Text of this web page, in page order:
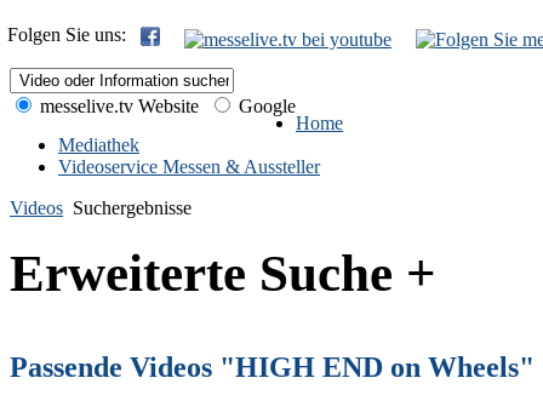
Folgen Sie uns:
messelive.tv Website
Google
Home
Mediathek
Videoservice Messen & Aussteller
Videos Suchergebnisse
Erweiterte Suche +
Passende Videos "HIGH END on Wheels"